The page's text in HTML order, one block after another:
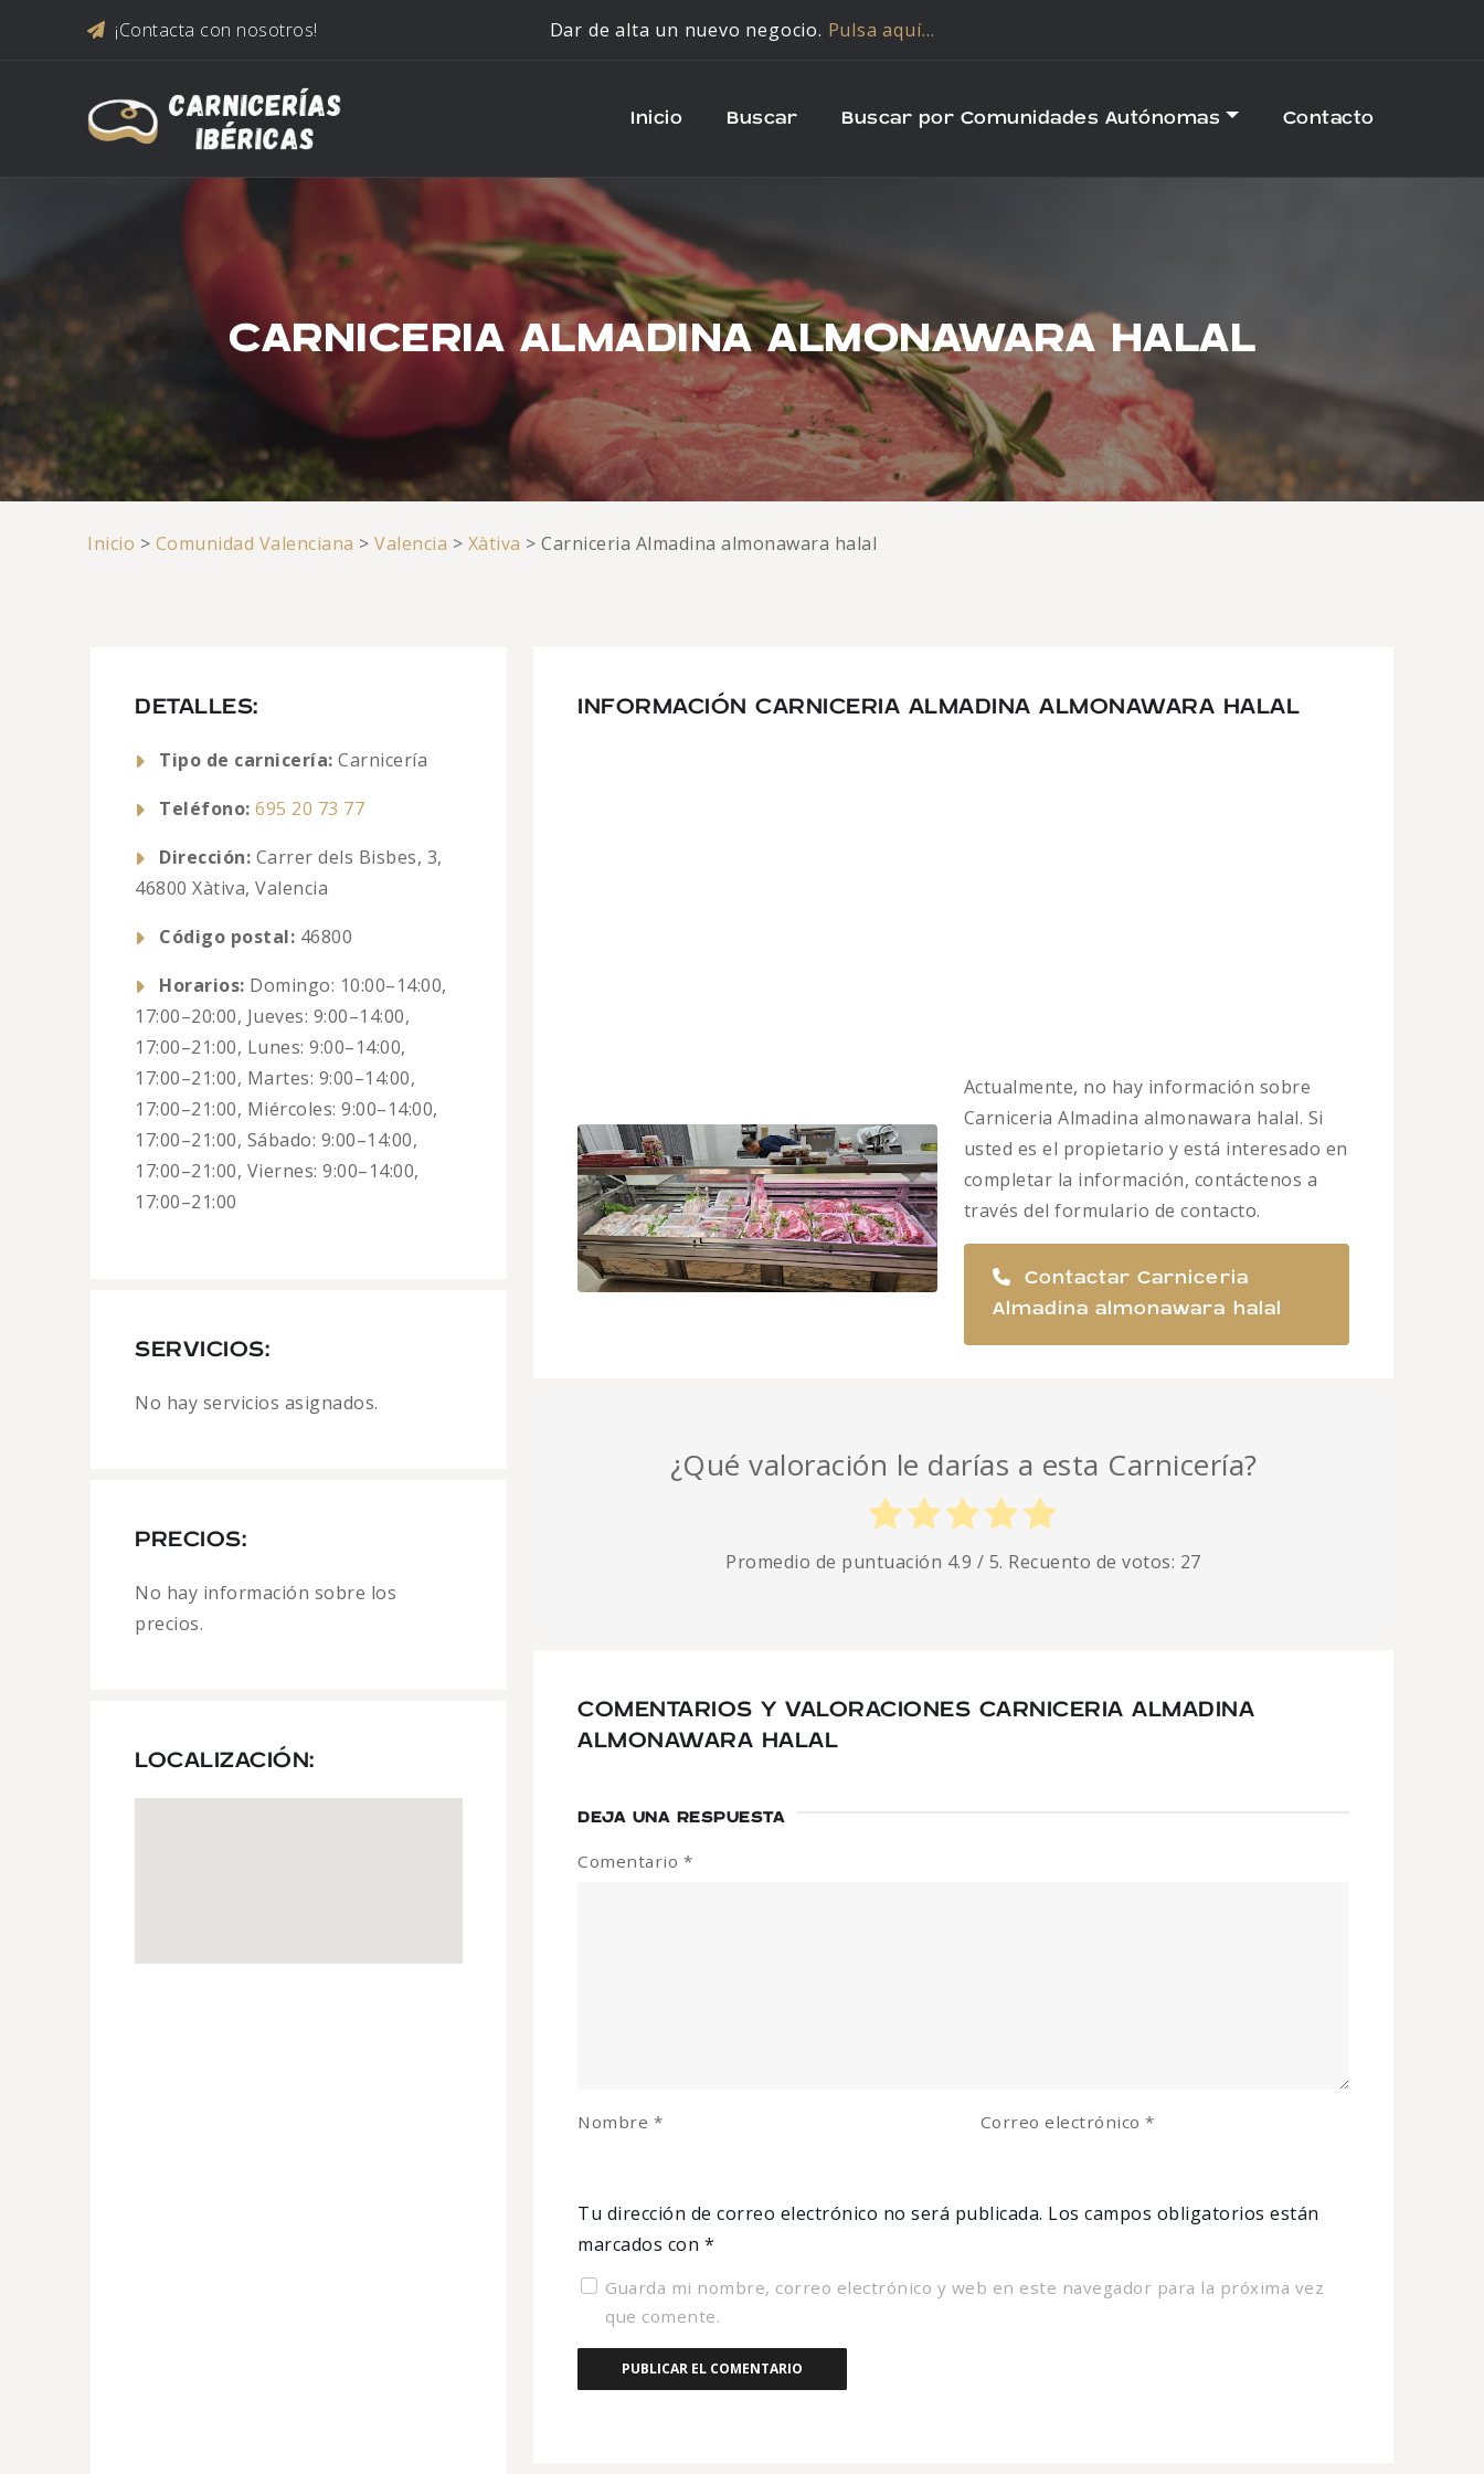
¡Contacta con nosotros! Dar de alta un nuevo negocio. Pulsa aquí…
Inicio Buscar Buscar por Comunidades Autónomas Contacto
CARNICERIA ALMADINA ALMONAWARA HALAL
Inicio > Comunidad Valenciana >Valencia > Xàtiva >Carniceria Almadina almonawara halal
DETALLES:
Tipo de carnicería: Carnicería
Teléfono: 695 20 73 77
Dirección: Carrer dels Bisbes, 3,
46800 Xàtiva, Valencia
Código postal: 46800
Horarios: Domingo: 10:00–14:00,
17:00–20:00, Jueves: 9:00–14:00,
17:00–21:00, Lunes: 9:00–14:00,
17:00–21:00, Martes: 9:00–14:00,
17:00–21:00, Miércoles: 9:00–14:00,
17:00–21:00, Sábado: 9:00–14:00,
17:00–21:00, Viernes: 9:00–14:00,
17:00–21:00
SERVICIOS:
No hay servicios asignados.
PRECIOS:
No hay información sobre los
precios.
LOCALIZACIÓN:
INFORMACIÓN CARNICERIA ALMADINA ALMONAWARA HALAL
Actualmente, no hay información sobre
Carniceria Almadina almonawara halal. Si
usted es el propietario y está interesado en
completar la información, contáctenos a
través del formulario de contacto.
Contactar Carniceria
Almadina almonawara halal
¿Qué valoración le darías a esta Carnicería?
Promedio de puntuación 4.9 / 5. Recuento de votos: 27
COMENTARIOS Y VALORACIONES CARNICERIA ALMADINA
ALMONAWARA HALAL
DEJA UNA RESPUESTA
Tu dirección de correo electrónico no será publicada. Los campos obligatorios están
marcados con *
Comentario *
Nombre * Correo electrónico*
Guarda mi nombre, correo electrónico y web en este navegador para la próxima vez
que comente.